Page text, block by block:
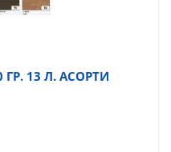
ГР. 13 Л. АСОРТИ